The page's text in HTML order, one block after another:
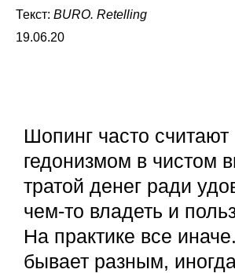
Текст: BURO. Retelling
19.06.20
Шопинг часто считают
гедонизмом в чистом
тратой денег ради
чем-то владеть и
На практике все
бывает разным,